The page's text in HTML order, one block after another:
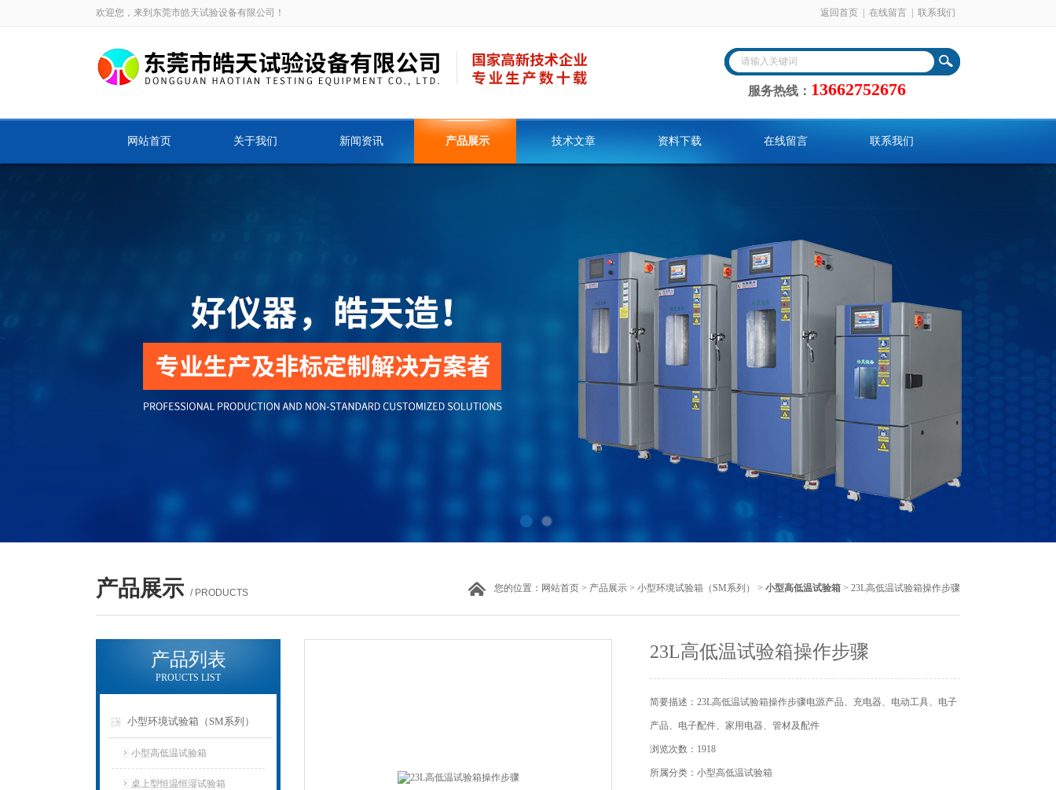
欢迎您，来到东莞市皓天试验设备有限公司！ 返回首页 在线留言 联系我们
服务热线： 13662752676
网站首页 关于我们 新闻资讯 产品展示 技术文章 资料下载 在线留言 联系我们
产品展示 / PRODUCTS 您的位置： 网站首页 > 产品展示 > 小型环境试验箱（SM系列） > 小型高低温试验箱 > 23L高低温试验箱操作步骤
产品列表
PROUCTS LIST
小型环境试验箱（SM系列）
小型高低温试验箱
桌上型恒温恒湿试验箱
23L高低温试验箱操作步骤
简要描述：23L高低温试验箱操作步骤电源产品、充电器、电动工具、电子
产品、电子配件、家用电器、管材及配件
浏览次数：1918
所属分类：小型高低温试验箱